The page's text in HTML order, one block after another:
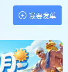
我要发单
单
单
元的订单
元的订单
元的订单